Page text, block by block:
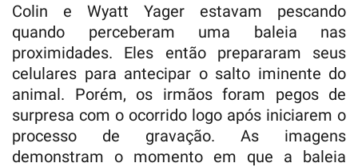
Colin e Wyatt Yager estavam pescando
quando perceberam uma baleia nas
proximidades. Eles então prepararam seus
celulares para antecipar o salto iminente do
animal. Porém, os irmãos foram pegos de
surpresa com o ocorrido logo após iniciarem o
processo de gravação. As imagens
demonstram o momento em que a baleia